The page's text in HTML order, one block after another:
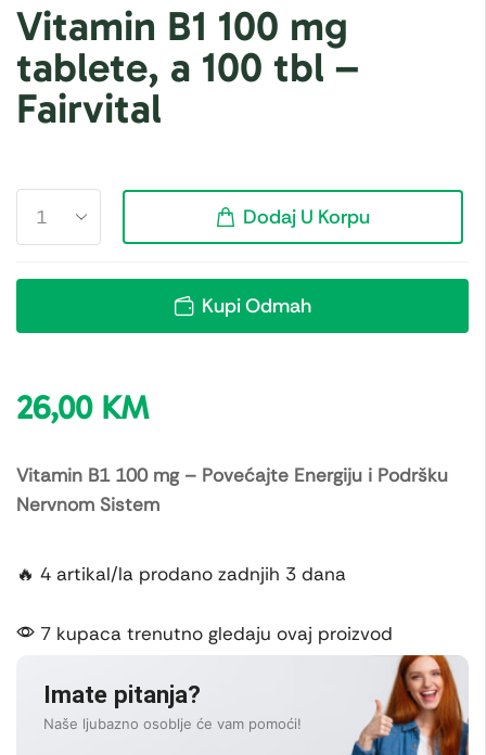
Vitamin B1 100 mg
tablete, a 100 tbl –
Fairvital
Dodaj U Korpu
Kupi Odmah
26,00 KM
Vitamin B1 100 mg – Povećajte Energiju i Podršku
Nervnom Sistem
🔥 4 artikal/la prodano zadnjih 3 dana
7 kupaca trenutno gledaju ovaj proizvod
Imate pitanja?
Naše ljubazno osoblje će vam pomoći!